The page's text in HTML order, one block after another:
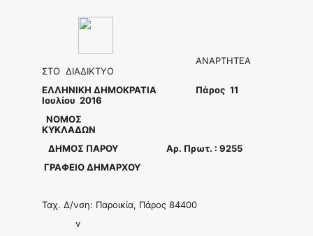
ΑΝΑΡΤΗΤΕΑ
ΣΤΟ ΔΙΑΔΙΚΤΥΟ
ΕΛΛΗΝΙΚΗ ΔΗΜΟΚΡΑΤΙΑ
Πάρος 11
Ιουλίου 2016
ΝΟΜΟΣ
ΚΥΚΛΑΔΩΝ
ΔΗΜΟΣ ΠΑΡΟΥ Αρ. Πρωτ. : 9255
ΓΡΑΦΕΙΟ ΔΗΜΑΡΧΟΥ
Ταχ. Δ/νση: Παροικία, Πάρος 84400
v